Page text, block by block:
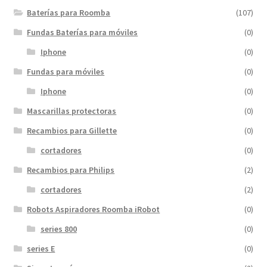
Baterías para Roomba
(107)
Fundas Baterías para móviles
(0)
Iphone
(0)
Fundas para móviles
(0)
Iphone
(0)
Mascarillas protectoras
(0)
Recambios para Gillette
(0)
cortadores
(0)
Recambios para Philips
(2)
cortadores
(2)
Robots Aspiradores Roomba iRobot
(0)
series 800
(0)
series E
(0)